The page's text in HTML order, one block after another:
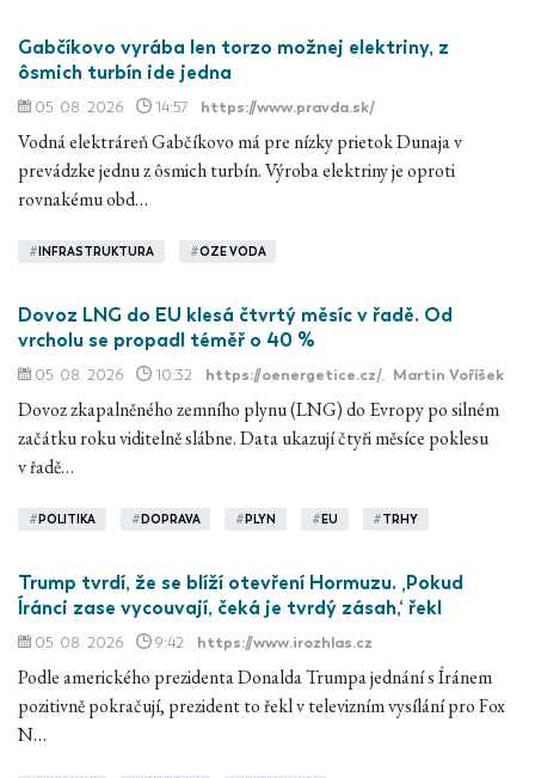
Gabčíkovo vyrába len torzo možnej elektriny, z
ôsmich turbín ide jedna
05. 08. 2026 14:57 https://www.pravda.sk/
Vodná elektráreň Gabčíkovo má pre nízky prietok Dunaja v
prevádzke jednu z ôsmich turbín. Výroba elektriny je oproti
rovnakému obd…
# INFRASTRUKTURA #OZE VODA
Dovoz LNG do EU klesá čtvrtý měsíc v řadě. Od
vrcholu se propadl téměř o 40 %
05. 08. 2026 10:32 https://oenergetice.cz/ Martin Voříšek
Dovoz zkapalněného zemního plynu (LNG) do Evropy po silném
začátku roku viditelně slábne. Data ukazují čtyři měsíce poklesu
v řadě…
# POLITIKA # DOPRAVA # PLYN # EU #TRHY
Trump tvrdí, že se blíží otevření Hormuzu. ‚Pokud
Íránci zase vycouvají, čeká je tvrdý zásah,‘ řekl
05. 08. 2026 9:42 https://www.irozhlas.cz
Podle amerického prezidenta Donalda Trumpa jednání s Íránem
pozitivně pokračují, prezident to řekl v televizním vysílání pro Fox
N…